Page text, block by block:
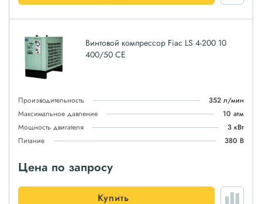
Винтовой компрессор Fiac LS 4-200 10
400/50 CE
Производительность
352 л/мин
Максимальное давление
10 атм
Мощность двигателя
3 кВт
Питание
380 В
Цена по запросу
Купить